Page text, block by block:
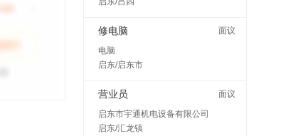
修电脑
面议
电脑
启东/启东市
营业员
面议
启东市宇通机电设备有限公司
启东/汇龙镇